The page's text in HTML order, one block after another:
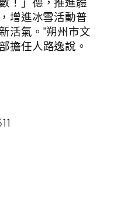
增進冰雪活動普
活氣。”朔州市文
擔任人路逸說。